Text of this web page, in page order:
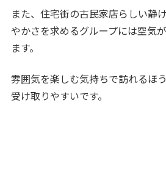
また、住宅街の古民家店らしい静
やかさを求めるグループには空気
ます。
雰囲気を楽しむ気持ちで訪れるほ
受け取りやすいです。